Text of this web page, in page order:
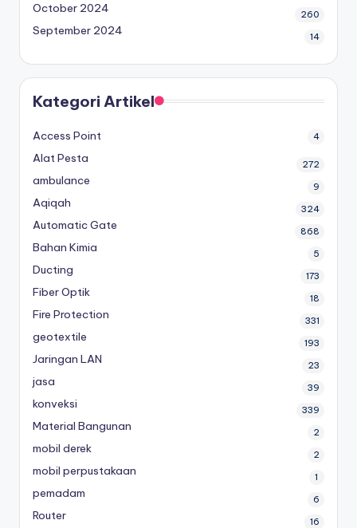
October 2024 260
September 2024 14
Kategori Artikel
Access Point 4
Alat Pesta 272
ambulance 9
Aqiqah 324
Automatic Gate 868
Bahan Kimia 5
Ducting 173
Fiber Optik 18
Fire Protection 331
geotextile 193
Jaringan LAN 23
jasa 39
konveksi 339
Material Bangunan 2
mobil derek 2
mobil perpustakaan 1
pemadam 6
Router 16